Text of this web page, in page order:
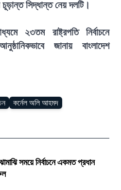
চূড়ান্ত সিদ্ধান্ত নেয় দলটি।
২৩তম রাষ্ট্রপতি নির্বাচনে
জানায় বাংলাদেশ
কর্নেল অলি আহমদ
সময়ে নির্বাচনে একমত প্রধান